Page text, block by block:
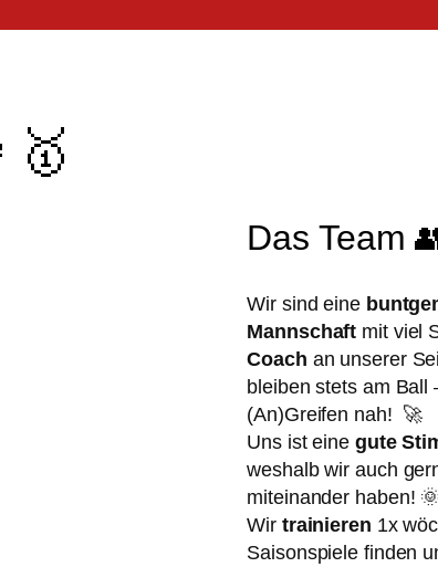
Das Team
Wir sind eine
Mannschaft mit viel
Coach an unserer
bleiben stets am Ball
(An)Greifen nah! 🚀
Uns ist eine gute
weshalb wir auch
miteinander haben! 🌞
Wir trainieren 1x
Saisonspiele finden